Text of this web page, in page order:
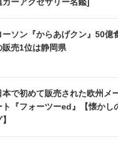
ーソン『からあげクン』50億
販売1位は静岡県
本で初めて販売された欧州メ
ト『フォーツーed』【懐かし